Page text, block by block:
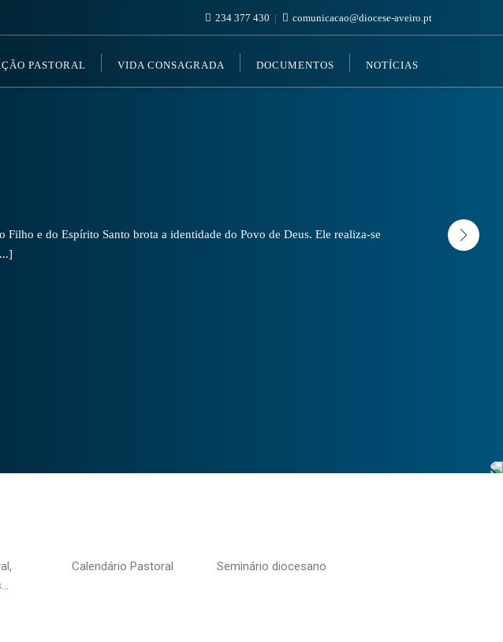
234 377 430 comunicacao@diocese-aveiro.pt
PASTORAL VIDA CONSAGRADA DOCUMENTOS NOTÍCIAS
e do Espírito Santo brota a identidade do Povo de Deus. Ele realiza-se
Calendário Pastoral Seminário diocesano